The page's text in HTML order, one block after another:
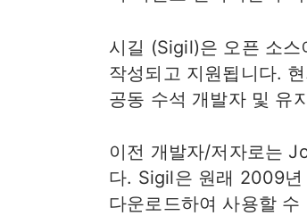
시길 (Sigil)은 오픈 소스
작성되고 지원됩니다.
공동 수석 개발자 및 유
이전 개발자/저자로는
다. Sigil은 원래 2009
다운로드하여 사용할